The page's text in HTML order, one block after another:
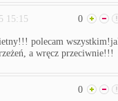
15:15 0
polecam
a wręcz przeciwnie!!!
0